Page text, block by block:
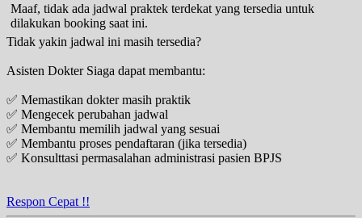
Maaf, tidak ada jadwal praktek terdekat yang tersedia untuk
dilakukan booking saat ini.
Tidak yakin jadwal ini masih tersedia?
Asisten Dokter Siaga dapat membantu:
✅ Memastikan dokter masih praktik
✅ Mengecek perubahan jadwal
✅ Membantu memilih jadwal yang sesuai
✅ Membantu proses pendaftaran (jika tersedia)
✅ Konsulttasi permasalahan administrasi pasien BPJS
Respon Cepat !!